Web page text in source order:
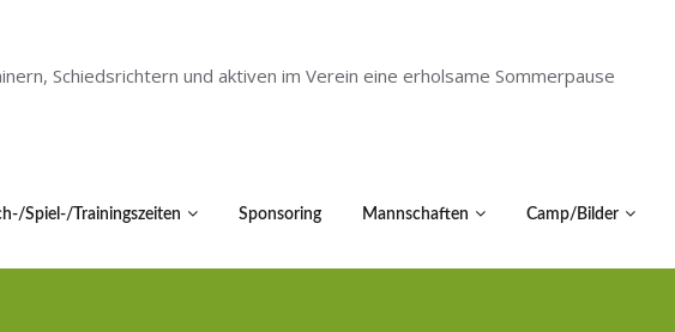
Schiedsrichtern und aktiven im Verein eine erholsame Sommerpause
Spiel-/Trainingszeiten Sponsoring Mannschaften Camp/Bilder